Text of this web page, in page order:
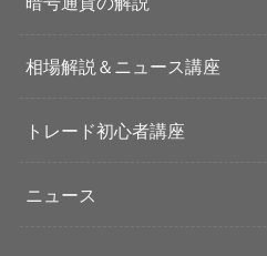
相場解説＆ニュース講座
トレード初心者講座
ニュース